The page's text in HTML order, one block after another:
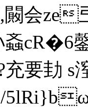
会ze
螡cR�6
充要劸